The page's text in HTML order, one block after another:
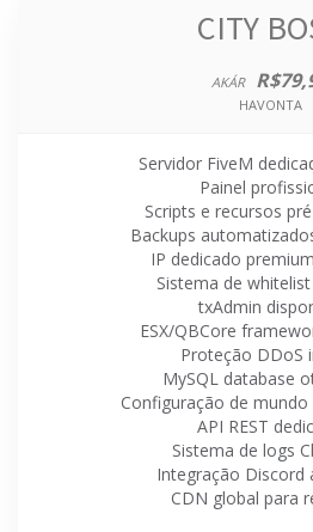
CITY
AKÁR
HAVONTA
Servidor FiveM
Painel
Scripts e recursos
Backups
IP dedicado
Sistema de
txAdmin
ESX/QBCore
Proteção DDoS
MySQL database
Configuração de mundo
API REST
Sistema de logs
Integração Discord
CDN global para